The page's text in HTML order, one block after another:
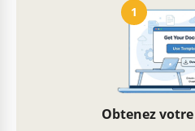
1
Obtenez